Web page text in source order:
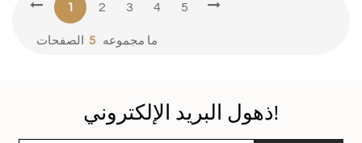
1 2 3 4 5
ما مجموعه 5 الصفحات
ذهول البريد الإلكتروني!